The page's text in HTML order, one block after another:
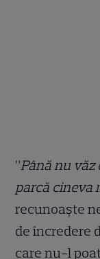
”Până nu
parcă cineva
recunoaște
de încredere
care nu-l